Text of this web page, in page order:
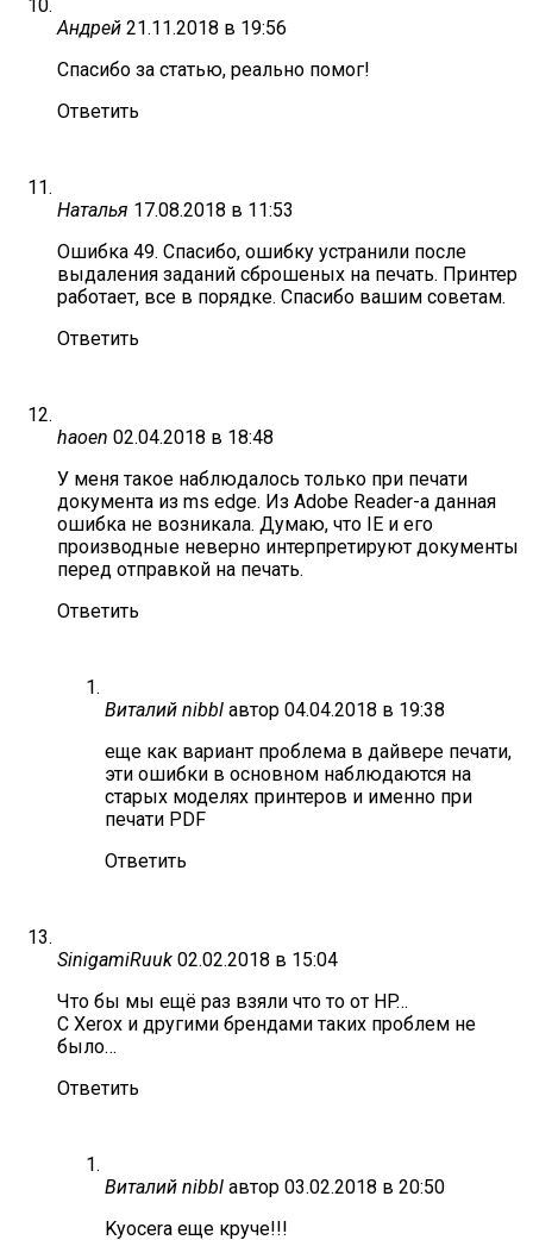
Андрей 21.11.2018 в 19:56
Спасибо за статью, реально помог!
Ответить
Наталья 17.08.2018 в 11:53
Ошибка 49. Спасибо, ошибку устранили после
выдаления заданий сброшеных на печать. Принтер
работает, все в порядке. Спасибо вашим советам.
Ответить
haoen 02.04.2018 в 18:48
У меня такое наблюдалось только при печати
документа из ms edge. Из Adobe Reader-a данная
ошибка не возникала. Думаю, что IE и его
производные неверно интерпретируют документы
перед отправкой на печать.
Ответить
Виталий nibbl автор 04.04.2018 в 19:38
еще как вариант проблема в дайвере печати,
эти ошибки в основном наблюдаются на
старых моделях принтеров и именно при
печати PDF
Ответить
SinigamiRuuk 02.02.2018 в 15:04
Что бы мы ещё раз взяли что то от HP…
С Xerox и другими брендами таких проблем не
было…
Ответить
Виталий nibbl автор 03.02.2018 в 20:50
Kyocera еще круче!!!